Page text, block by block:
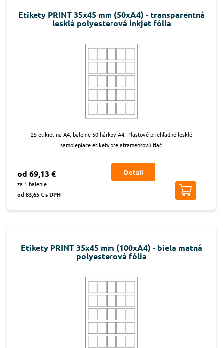
Etikety PRINT 35x45 mm (50xA4) - transparentná
lesklá polyesterová inkjet fólia
25 etikiet na A4, balenie 50 hárkov A4. Plastové priehľadné lesklé
samolepiace etikety pre atramentovú tlač.
od 69,13 €
za 1 balenie
od 83,65 € s DPH
Detail
Etikety PRINT 35x45 mm (100xA4) - biela matná
polyesterová fólia